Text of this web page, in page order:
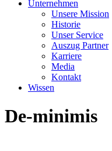
Unternehmen
Unsere Mission
Historie
Unser Service
Auszug Partner
Karriere
Media
Kontakt
Wissen
De-minimis